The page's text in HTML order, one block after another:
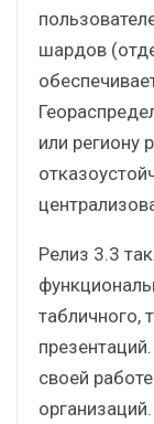
шардов
или региону
Релиз 3.3
табличного,
своей